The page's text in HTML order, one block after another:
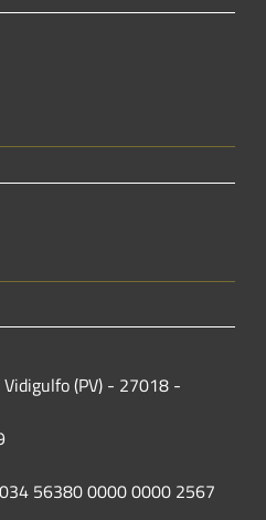
(PV) - 27018 -
56380 0000 0000 2567